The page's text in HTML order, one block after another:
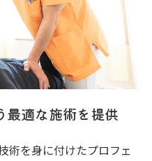
最適な施術を提供
術を身に付けたプロフェ